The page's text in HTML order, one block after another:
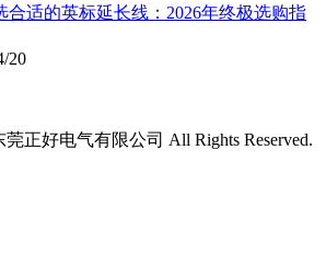
合适的英标延长线：2026年终极选购指
20
正好电气有限公司 All Rights Reserved.